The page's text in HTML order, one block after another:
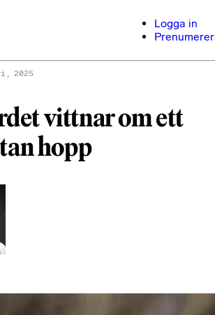
Logga in
2025
vittnar om ett
hopp